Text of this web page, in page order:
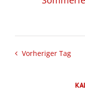
Vorheriger Tag